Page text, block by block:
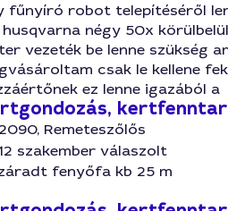
fűnyíró robot telepítéséről
négy 50x
vezeték be lenne szükség
csak le kellene
ez lenne igazából a
2090, Remeteszőlős
szakember válaszolt
fenyőfa kb 25 m